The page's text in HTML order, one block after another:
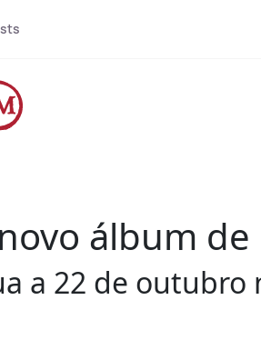
álbum
a 22 de outubro